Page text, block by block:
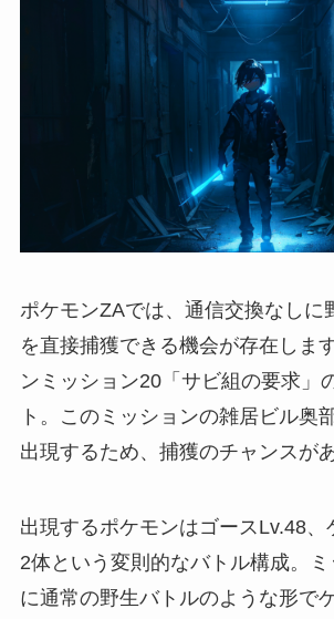
ポケモンZAでは、通信交換なしに
を直接捕獲できる機会が存在しま
ンミッション20「サビ組の要求」
ト。このミッションの雑居ビル奥
出現するため、捕獲のチャンスが
出現するポケモンはゴースLv.48、
2体という変則的なバトル構成。
に通常の野生バトルのような形で